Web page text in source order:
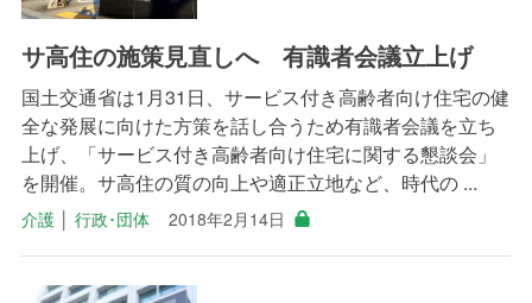
サ高住の施策見直しへ 有識者会議立上げ
国土交通省は1月31日、サービス付き高齢者向け住宅の健
全な発展に向けた方策を話し合うため有識者会議を立ち
上げ、「サービス付き高齢者向け住宅に関する懇談会」
を開催。サ高住の質の向上や適正立地など、時代の ...
介護│ 行政･団体 2018年2月14日